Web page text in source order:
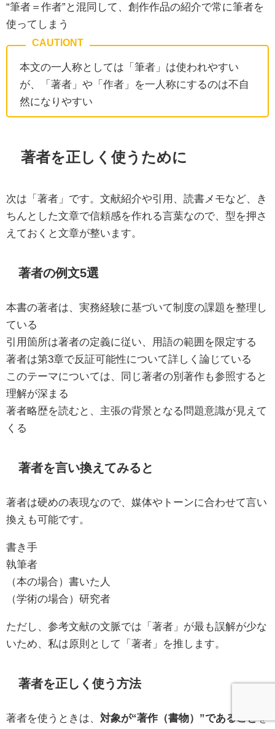
“筆者＝作者”と混同して、創作作品の紹介で常に筆者を
使ってしまう
本文の一人称としては「筆者」は使われやすい
が、「著者」や「作者」を一人称にするのは不自
然になりやすい
著者を正しく使うために
次は「著者」です。文献紹介や引用、読書メモなど、き
ちんとした文章で信頼感を作れる言葉なので、型を押さ
えておくと文章が整います。
著者の例文5選
本書の著者は、実務経験に基づいて制度の課題を整理し
ている
引用箇所は著者の定義に従い、用語の範囲を限定する
著者は第3章で反証可能性について詳しく論じている
このテーマについては、同じ著者の別著作も参照すると
理解が深まる
著者略歴を読むと、主張の背景となる問題意識が見えて
くる
著者を言い換えてみると
著者は硬めの表現なので、媒体やトーンに合わせて言い
換えも可能です。
書き手
執筆者
（本の場合）書いた人
（学術の場合）研究者
ただし、参考文献の文脈では「著者」が最も誤解が少な
いため、私は原則として「著者」を推します。
著者を正しく使う方法
著者を使うときは、 対象が“著作（書物）”であること